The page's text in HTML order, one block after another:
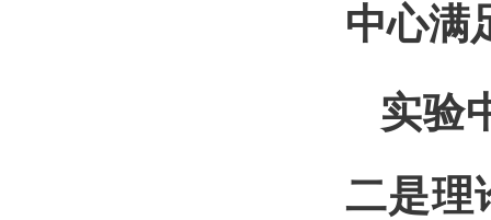
中心满
实验
二是理